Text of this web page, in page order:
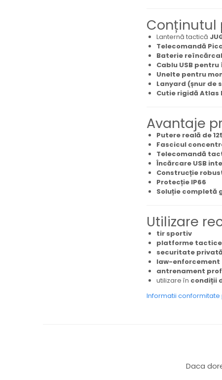
Conținutul
Lanternă tactică
Telecomandă
Baterie
Cablu USB
Unelte pentru
Lanyard (șnur de
Cutie rigidă Atlas
Avantaje
Putere reală de
Fascicul
Telecomandă
Încărcare USB
Construcție
Protecție IP66
Soluție completă
Utilizare
tir sportiv
platforme tactice
securitate privată
law-enforcement
antrenament
utilizare în condiții
Informatii conformitate
Daca